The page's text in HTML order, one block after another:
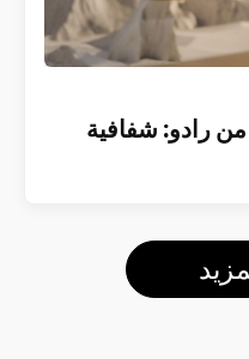
ANATOM SKELETON من رادو: شفافية